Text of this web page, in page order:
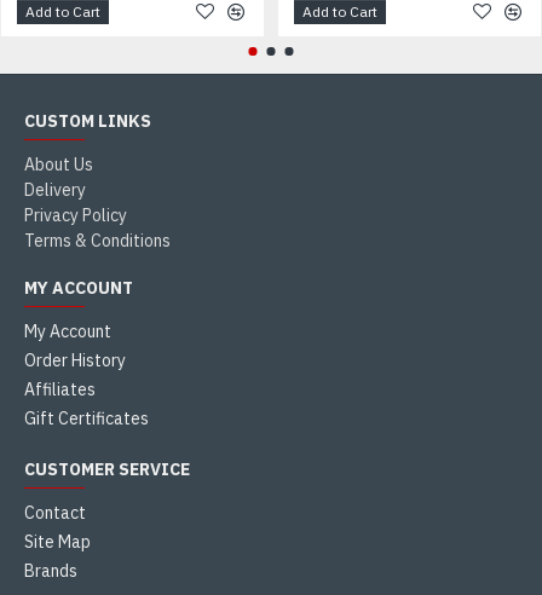
Add to Cart Add to Cart
CUSTOM LINKS
About Us
Delivery
Privacy Policy
Terms & Conditions
MY ACCOUNT
My Account
Order History
Affiliates
Gift Certificates
CUSTOMER SERVICE
Contact
Site Map
Brands